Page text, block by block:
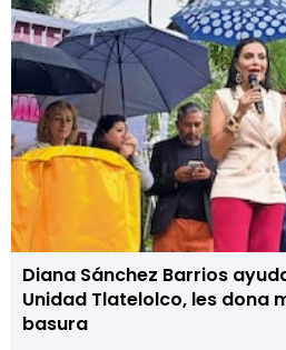
Diana Sánchez Barrios
Unidad Tlatelolco, les dona
basura